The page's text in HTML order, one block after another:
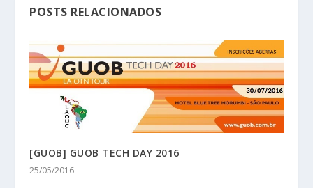
POSTS RELACIONADOS
[GUOB] GUOB TECH DAY 2016
25/05/2016